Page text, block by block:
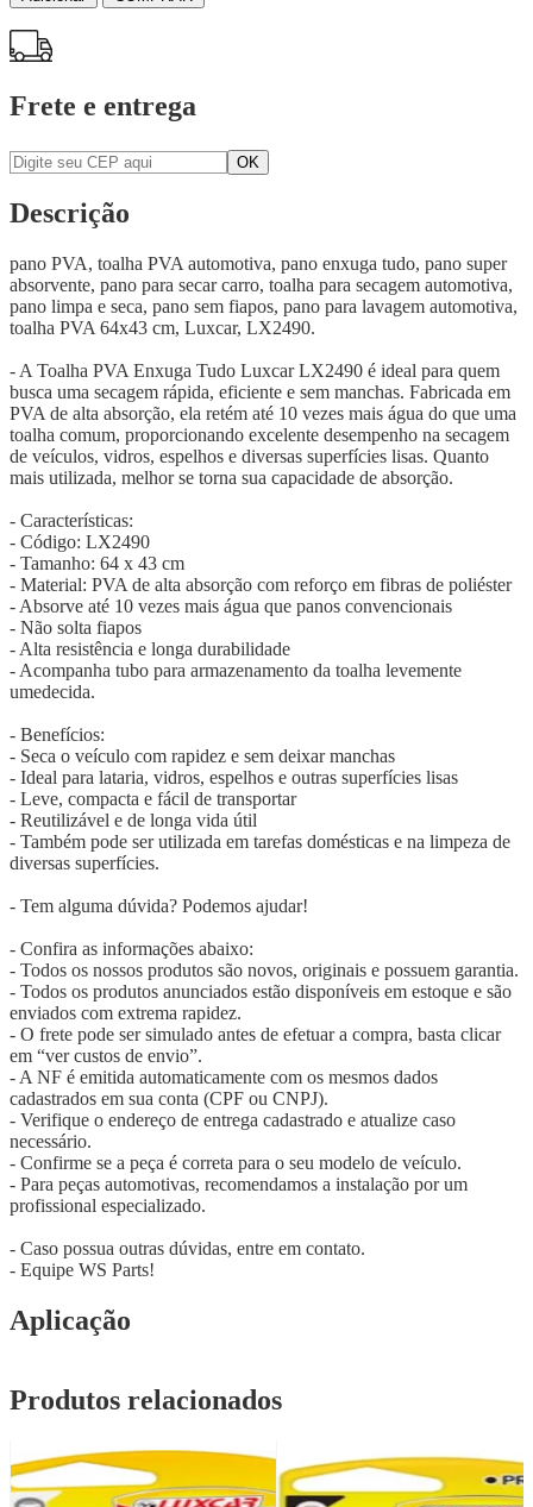
Frete e entrega
Descrição
pano PVA, toalha PVA automotiva, pano enxuga tudo, pano super
absorvente, pano para secar carro, toalha para secagem automotiva,
pano limpa e seca, pano sem fiapos, pano para lavagem automotiva,
toalha PVA 64x43 cm, Luxcar, LX2490.
- A Toalha PVA Enxuga Tudo Luxcar LX2490 é ideal para quem
busca uma secagem rápida, eficiente e sem manchas. Fabricada em
PVA de alta absorção, ela retém até 10 vezes mais água do que uma
toalha comum, proporcionando excelente desempenho na secagem
de veículos, vidros, espelhos e diversas superfícies lisas. Quanto
mais utilizada, melhor se torna sua capacidade de absorção.
- Características:
- Código: LX2490
- Tamanho: 64 x 43 cm
- Material: PVA de alta absorção com reforço em fibras de poliéster
- Absorve até 10 vezes mais água que panos convencionais
- Não solta fiapos
- Alta resistência e longa durabilidade
- Acompanha tubo para armazenamento da toalha levemente
umedecida.
- Benefícios:
- Seca o veículo com rapidez e sem deixar manchas
- Ideal para lataria, vidros, espelhos e outras superfícies lisas
- Leve, compacta e fácil de transportar
- Reutilizável e de longa vida útil
- Também pode ser utilizada em tarefas domésticas e na limpeza de
diversas superfícies.
- Tem alguma dúvida? Podemos ajudar!
- Confira as informações abaixo:
- Todos os nossos produtos são novos, originais e possuem garantia.
- Todos os produtos anunciados estão disponíveis em estoque e são
enviados com extrema rapidez.
- O frete pode ser simulado antes de efetuar a compra, basta clicar
em “ver custos de envio”.
- A NF é emitida automaticamente com os mesmos dados
cadastrados em sua conta (CPF ou CNPJ).
- Verifique o endereço de entrega cadastrado e atualize caso
necessário.
- Confirme se a peça é correta para o seu modelo de veículo.
- Para peças automotivas, recomendamos a instalação por um
profissional especializado.
- Caso possua outras dúvidas, entre em contato.
- Equipe WS Parts!
Aplicação
Produtos relacionados